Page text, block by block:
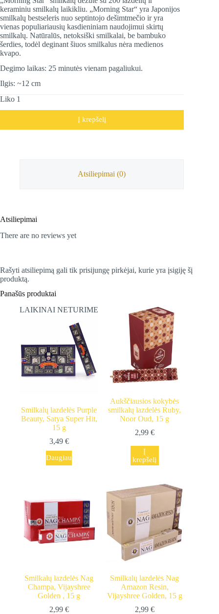
keraminiu smilkalų laikikliu. „Morning Star“ yra Japonijos
smilkalų bestseleris nuo septintojo dešimtmečio ir yra
vienas populiariausių kasdieniniam naudojimui skirtų
smilkalų. Natūralūs, netoksiški smilkalai, be bambuko
šerdies, todėl deginant šiuos smilkalus nėra medienos
kvapo.
Degimo laikas: 25 minutės vienam pagaliukui.
Ilgis: ~12 cm
Liko 1
Į krepšelį
Atsiliepimai (0)
Atsiliepimai
There are no reviews yet
Rašyti atsiliepimą gali tik prisijungę pirkėjai, kurie yra įsigiję šį
produktą.
Panašūs produktai
LAIKINAI NETURIME
Smilkalų lazdelės Purple
Beauty, Satya Super Hit,
15 g
3,49 €
Daugiau
Aukščiausios kokybės
smilkalų lazdelės Ruby,
Noor Oud, 15 g
2,99 €
Į
krepšelį
Smilkalų lazdelės Nag
Champa, Vijayshree
Golden , 15 g
2,99 €
Smilkalų lazdelės Nag
Amazon Resin,
Vijayshree Golden, 15 g
2,99 €